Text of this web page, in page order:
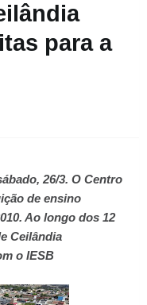
para a
26/3. O Centro
de ensino
Ao longo dos 12
Ceilândia
o IESB